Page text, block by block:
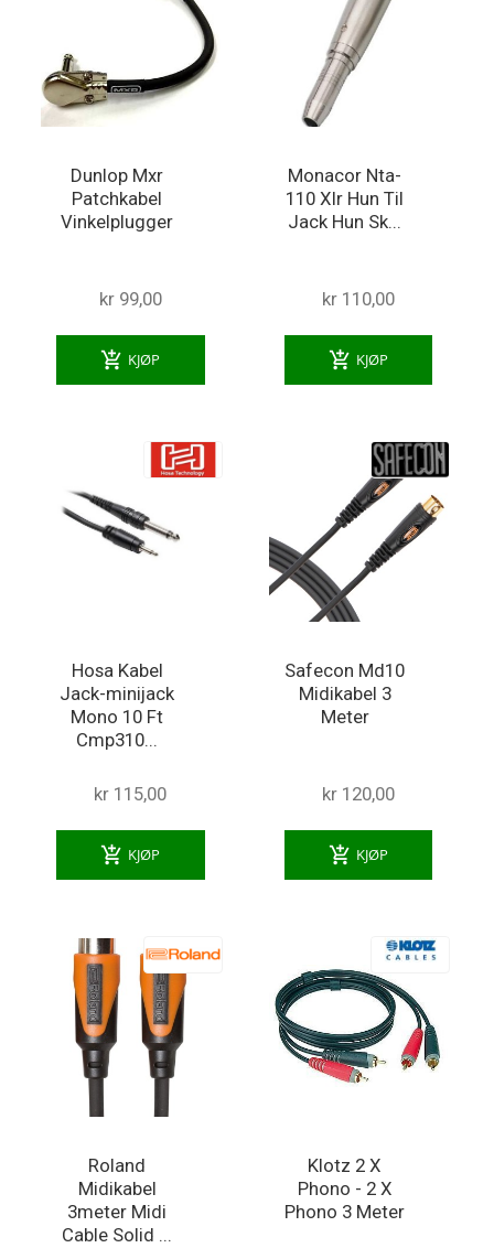
Dunlop Mxr
Patchkabel
Vinkelplugger
kr 99,00
add_shopping_cart KJØP
Monacor Nta-
110 Xlr Hun Til
Jack Hun Sk...
kr 110,00
add_shopping_cart KJØP
Hosa Kabel
Jack-minijack
Mono 10 Ft
Cmp310...
kr 115,00
add_shopping_cart KJØP
Safecon Md10
Midikabel 3
Meter
kr 120,00
add_shopping_cart KJØP
Roland
Midikabel
3meter Midi
Cable Solid ...
Klotz 2 X
Phono - 2 X
Phono 3 Meter